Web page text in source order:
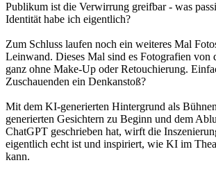
Publikum ist die Verwirrung greifbar - was
Identität habe ich eigentlich?
Zum Schluss laufen noch ein weiteres Mal
Leinwand. Dieses Mal sind es Fotografien von
ganz ohne Make-Up oder Retouchierung.
Zuschauenden ein Denkanstoß?
Mit dem KI-generierten Hintergrund als
generierten Gesichtern zu Beginn und dem
ChatGPT geschrieben hat, wirft die
eigentlich echt ist und inspiriert, wie KI im
kann.